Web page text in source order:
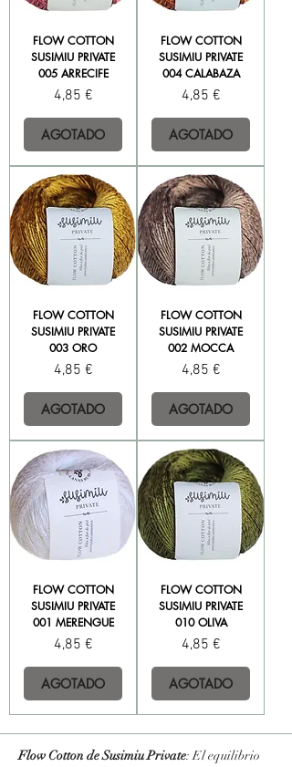
FLOW COTTON
SUSIMIU PRIVATE
005 ARRECIFE
Precio
4,85 €
AGOTADO
FLOW COTTON
SUSIMIU PRIVATE
004 CALABAZA
Precio
4,85 €
AGOTADO
FLOW COTTON
SUSIMIU PRIVATE
003 ORO
Precio
4,85 €
AGOTADO
FLOW COTTON
SUSIMIU PRIVATE
002 MOCCA
Precio
4,85 €
AGOTADO
FLOW COTTON
SUSIMIU PRIVATE
001 MERENGUE
Precio
4,85 €
AGOTADO
FLOW COTTON
SUSIMIU PRIVATE
010 OLIVA
Precio
4,85 €
AGOTADO
Flow Cotton de Susimiu Private: El equilibrio